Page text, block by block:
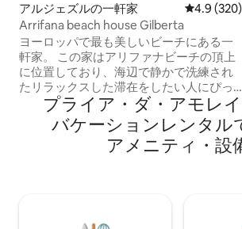
アルジェズルの一軒家 レビュー
4.9 (320)
Arrifana beach house Gilberta
ヨーロッパで最も美しいビーチにある一
軒家。 この家はアリファナビーチの頂上
に位置しており、海辺で静かで洗練され
たリラックスした滞在をしたい人にぴっ
たりの壮大な景色を提供しています。 ア
リファナビーチは、自然との接触を求め
る人や、サーフィン、釣り、ダイビング
などの新しい体験を探している人にも最
から上級者まで、あらゆる種類のサーフ
プライア・ダ・アモレ
バ⁠ケ⁠ー⁠シ⁠ョ⁠ン⁠レ⁠ン⁠タ⁠ル⁠
ア⁠メ⁠ニ⁠テ⁠ィ⁠・⁠設⁠